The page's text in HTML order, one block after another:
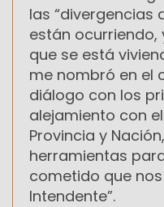
las “divergencias
están ocurriendo,
que se está
me nombró en el
diálogo con los
alejamiento con
Provincia y
herramientas
cometido que
Intendente”.